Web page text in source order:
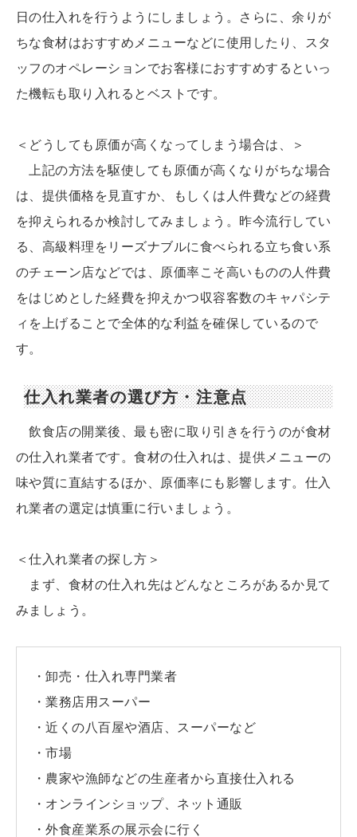
日の仕入れを行うようにしましょう。さらに、余りが
ちな食材はおすすめメニューなどに使用したり、スタ
ッフのオペレーションでお客様におすすめするといっ
た機転も取り入れるとベストです。
＜どうしても原価が高くなってしまう場合は、＞
上記の方法を駆使しても原価が高くなりがちな場合
は、提供価格を見直すか、もしくは人件費などの経費
を抑えられるか検討してみましょう。昨今流行してい
る、高級料理をリーズナブルに食べられる立ち食い系
のチェーン店などでは、原価率こそ高いものの人件費
をはじめとした経費を抑えかつ収容客数のキャパシテ
ィを上げることで全体的な利益を確保しているので
す。
仕入れ業者の選び方・注意点
飲食店の開業後、最も密に取り引きを行うのが食材
の仕入れ業者です。食材の仕入れは、提供メニューの
味や質に直結するほか、原価率にも影響します。仕入
れ業者の選定は慎重に行いましょう。
＜仕入れ業者の探し方＞
まず、食材の仕入れ先はどんなところがあるか見て
みましょう。
・卸売・仕入れ専門業者
・業務店用スーパー
・近くの八百屋や酒店、スーパーなど
・市場
・農家や漁師などの生産者から直接仕入れる
・オンラインショップ、ネット通販
・外食産業系の展示会に行く